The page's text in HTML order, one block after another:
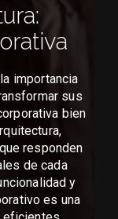
importancia
sus
bien
responden
de cada
y